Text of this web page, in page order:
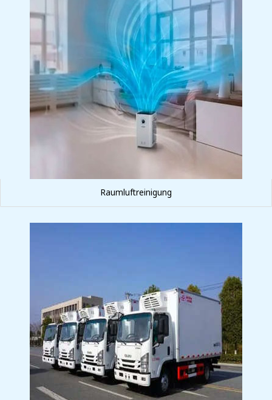
Raumluftreinigung